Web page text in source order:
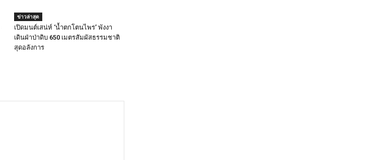
ข่าวล่าสุด
เปิดมนต์เสน่ห์ ‘น้ำตกโตนไพร’ พังงา
เดินฝ่าป่าดิบ 650 เมตรสัมผัสธรรมชาติ
สุดอลังการ